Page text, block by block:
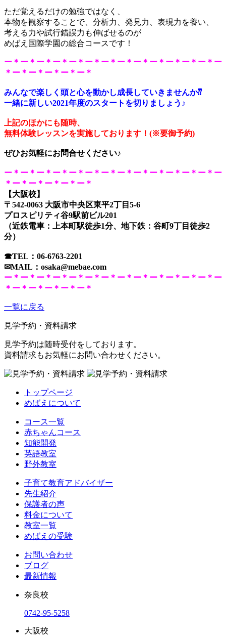
ただ覚えるだけの勉強ではなく、
本物を観察することで、分析力、発見力、表現力を養い、
考える力や試行錯誤力も伸ばせるのが
めばえ国際学園の総合コースです！
ー＊ー＊ー＊ー＊ー＊ー＊ー＊ー＊ー＊ー＊ー＊ー＊ー＊ー
＊ー＊ー＊ー＊ー＊ー＊
みんなで楽しく頭と心を動かし成長していきませんか⁇
一緒に新しい2021年度のスタートを切りましょう♪
上記のほかにも随時、
無料体験レッスンを実施しております！ (※要御予約)
ぜひお気軽にお問合せください♪
ー＊ー＊ー＊ー＊ー＊ー＊ー＊ー＊ー＊ー＊ー＊ー＊ー＊ー
＊ー＊ー＊ー＊ー＊ー＊
【大阪校】
〒542-0063 大阪市中央区東平2丁目5-6
プロスピリティ谷9駅前ビル201
（近鉄電車：上本町駅徒歩1分、地下鉄：谷町9丁目徒歩2
分）
☎TEL： 06-6763-2201
✉MAIL： osaka@mebae.com
ー＊ー＊ー＊ー＊ー＊ー＊ー＊ー＊ー＊ー＊ー＊ー＊ー＊ー
＊ー＊ー＊ー＊ー＊ー＊
一覧に戻る
見学予約・資料請求
見学予約は随時受付をしております。
資料請求もお気軽にお問い合わせください。
トップページ
めばえについて
コース一覧
赤ちゃんコース
知能開発
英語教室
野外教室
子育て教育アドバイザー
先生紹介
保護者の声
料金について
教室一覧
めばえの受験
お問い合わせ
ブログ
最新情報
奈良校
0742-95-5258
大阪校